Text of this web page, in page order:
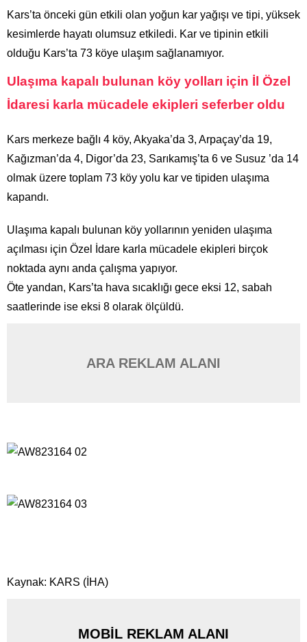
Kars’ta önceki gün etkili olan yoğun kar yağışı ve tipi, yüksek
kesimlerde hayatı olumsuz etkiledi. Kar ve tipinin etkili
olduğu Kars’ta 73 köye ulaşım sağlanamıyor.
Ulaşıma kapalı bulunan köy yolları için İl Özel
İdaresi karla mücadele ekipleri seferber oldu
Kars merkeze bağlı 4 köy, Akyaka’da 3, Arpaçay’da 19,
Kağızman’da 4, Digor’da 23, Sarıkamış’ta 6 ve Susuz ’da 14
olmak üzere toplam 73 köy yolu kar ve tipiden ulaşıma
kapandı.
Ulaşıma kapalı bulunan köy yollarının yeniden ulaşıma
açılması için Özel İdare karla mücadele ekipleri birçok
noktada aynı anda çalışma yapıyor.
Öte yandan, Kars’ta hava sıcaklığı gece eksi 12, sabah
saatlerinde ise eksi 8 olarak ölçüldü.
ARA REKLAM ALANI
Kaynak: KARS (İHA)
MOBİL REKLAM ALANI